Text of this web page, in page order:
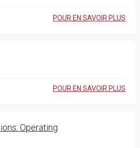
POUR EN SAVOIR PLUS
POUR EN SAVOIR PLUS
Operating